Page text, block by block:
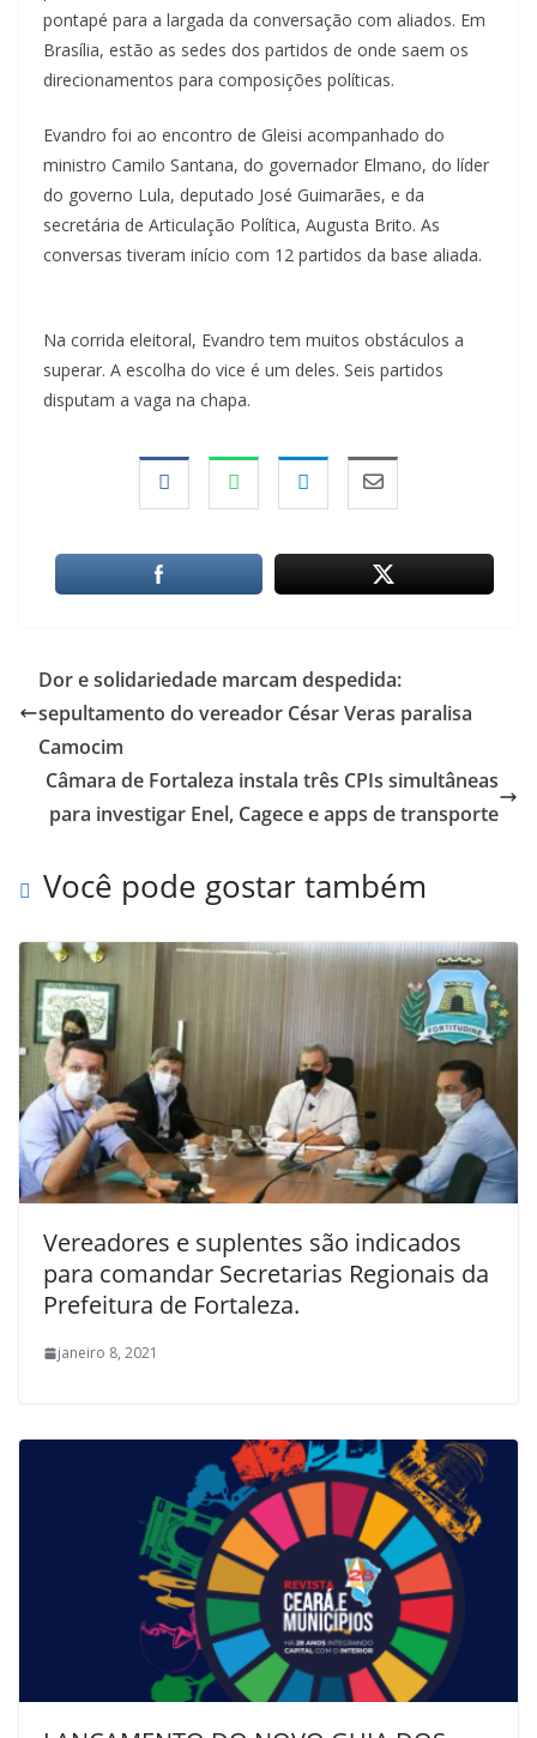
pontapé para a largada da conversação com aliados. Em
Brasília, estão as sedes dos partidos de onde saem os
direcionamentos para composições políticas.
Evandro foi ao encontro de Gleisi acompanhado do
ministro Camilo Santana, do governador Elmano, do líder
do governo Lula, deputado José Guimarães, e da
secretária de Articulação Política, Augusta Brito. As
conversas tiveram início com 12 partidos da base aliada.
Na corrida eleitoral, Evandro tem muitos obstáculos a
superar. A escolha do vice é um deles. Seis partidos
disputam a vaga na chapa.
Dor e solidariedade marcam despedida:
sepultamento do vereador César Veras paralisa
Camocim
Câmara de Fortaleza instala três CPIs simultâneas
para investigar Enel, Cagece e apps de transporte
Você pode gostar também
Vereadores e suplentes são indicados
para comandar Secretarias Regionais da
Prefeitura de Fortaleza.
janeiro 8, 2021